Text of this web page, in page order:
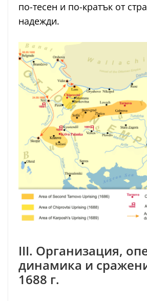
по-тесен и по-кратък от
надежди.
III. Организация,
динамика и
1688 г.